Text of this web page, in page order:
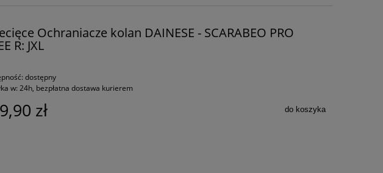
Ochraniacze kolan DAINESE - SCARABEO PRO
R: JXL
dostępny
w: 24h, bezpłatna dostawa kurierem
zł do koszyka